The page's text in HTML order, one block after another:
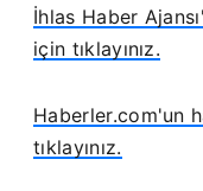
İhlas Haber
için tıklayınız.
Haberler.com'un
tıklayınız.